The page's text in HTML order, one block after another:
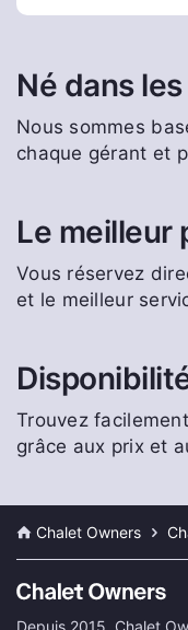
Né dans
Nous sommes
chaque gérant et
Le meilleur
Vous réservez
et le meilleur
Trouvez
grâce aux prix et
Chalet Owners
Depuis 2015, Chalet